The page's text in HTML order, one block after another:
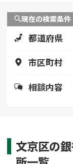
現在の検索条件
都道府県
市区町村
相談内容
文京区の